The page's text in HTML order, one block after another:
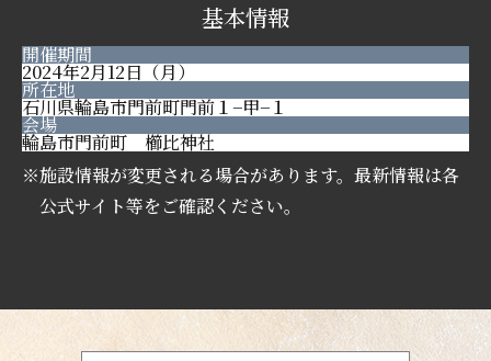
基本情報
開催期間
2024年2月12日（月）
所在地
石川県輪島市門前町門前１−甲−１
会場
輪島市門前町 櫛比神社
※施設情報が変更される場合があります。最新情報は各
公式サイト等をご確認ください。